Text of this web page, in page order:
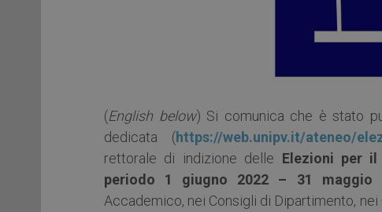
(English below) Si comunica che è stato
dedicata (https://web.unipv.it/ateneo/
rettorale di indizione delle Elezioni per il
periodo 1 giugno 2022 – 31 maggio
Accademico, nei Consigli di Dipartimento,